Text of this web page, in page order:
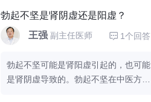
一袋，一日两次。该药物对身体没什么
副作用，但如过量或长期服用，有可能
对身体产生毒副作用，要特别注意。
勃起不坚是肾阴虚还是阳虚？
王强 副主任医师 1个回答
勃起不坚可能是肾阳虚引起的，也可能
是肾阴虚导致的。勃起不坚在中医方面